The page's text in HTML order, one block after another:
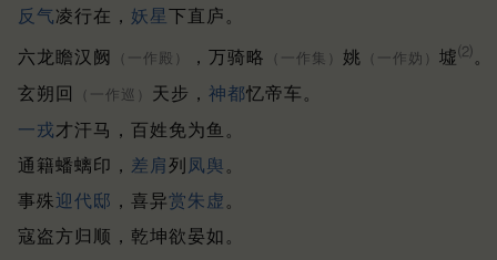
反气凌行在， 妖星下直庐。
六龙瞻汉阙 （一作殿） ，万骑略 （一作集） 姚 （一作妫） 墟⑵ 。
玄朔回
（一作巡） 天步， 神都忆帝车。
一戎才汗马，百姓免为鱼。
通籍蟠螭印， 差肩列 凤舆 。
事殊迎代邸 ，喜异赏朱虚 。
寇盗方归顺，乾坤欲晏如。